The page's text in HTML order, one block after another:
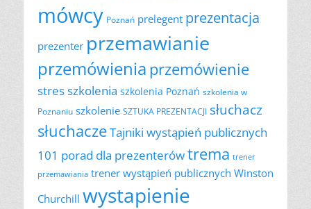
mówcy Poznań prelegent prezentacja
prezenter przemawianie
przemówieniaprzemówienie
stresszkolenia szkolenia Poznań szkolenia w
Poznaniu szkolenie SZTUKA PREZENTACJI słuchacz
słuchaczeTajniki wystąpień publicznych
101 porad dla prezenterówtrema trener
przemawiania trener wystąpień publicznych Winston
Churchill wystapienie